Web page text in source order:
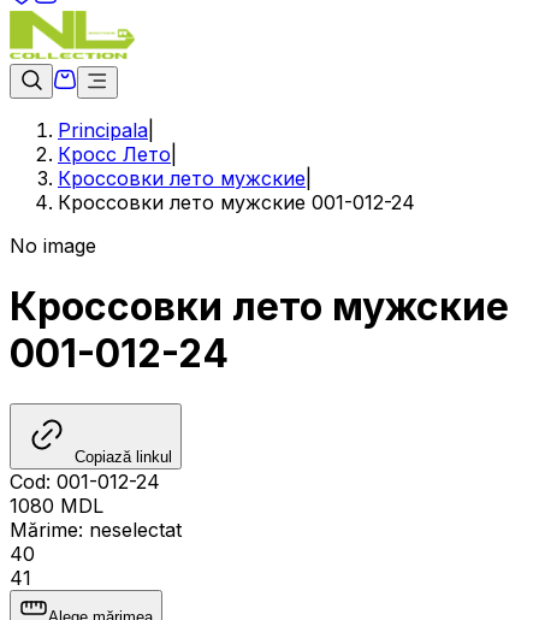
Principala
Кросс Лето
Кроссовки лето мужские
Кроссовки лето мужские 001-012-24
No image
Кроссовки лето мужские
001-012-24
Copiază linkul
Cod: 001-012-24
1080 MDL
Mărime: neselectat
40
41